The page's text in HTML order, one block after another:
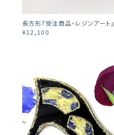
長方形『受注商品・レジンアート』
¥12,100